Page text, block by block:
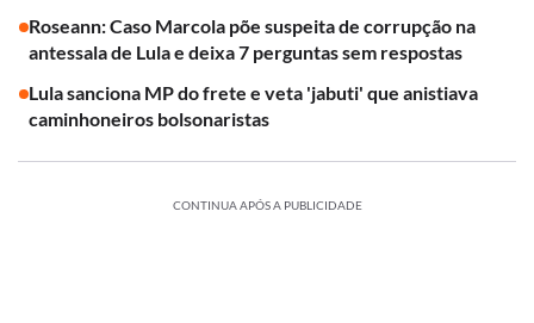
Roseann: Caso Marcola põe suspeita de corrupção na
antessala de Lula e deixa 7 perguntas sem respostas
Lula sanciona MP do frete e veta 'jabuti' que anistiava
caminhoneiros bolsonaristas
CONTINUA APÓS A PUBLICIDADE